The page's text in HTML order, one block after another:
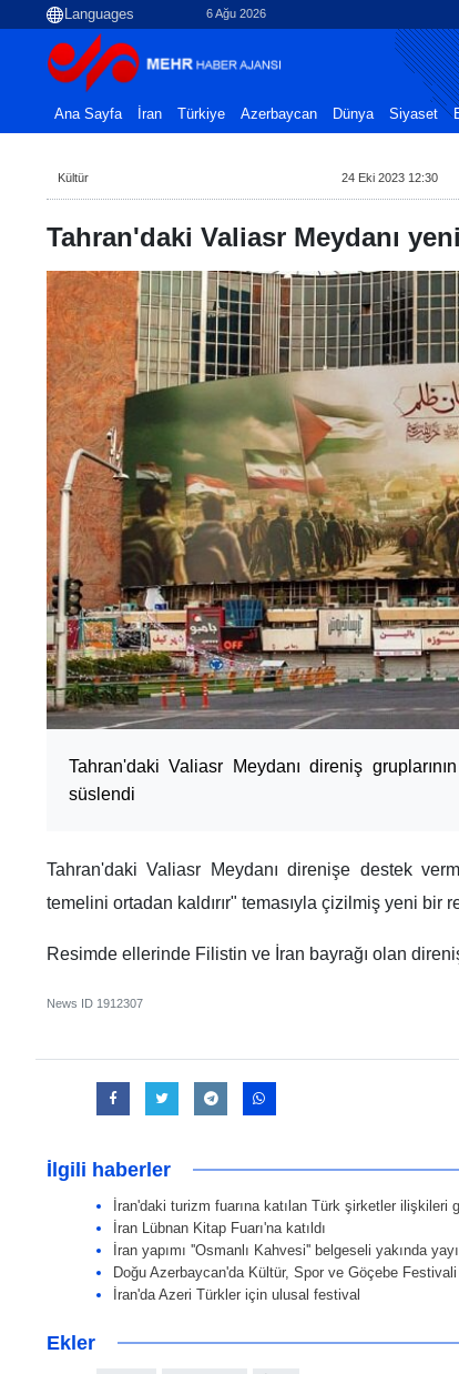
6 Ağu 2026
Ana Sayfa İran Türkiye Azerbaycan Dünya Siyaset
Kültür 24 Eki 2023 12:30
Tahran'daki Valiasr Meydanı
Tahran'daki Valiasr Meydanı direniş
süslendi
Tahran'daki Valiasr Meydanı direnişe destek
temelini ortadan kaldırır" temasıyla çizilmiş yeni bir
Resimde ellerinde Filistin ve İran bayrağı olan direniş
News ID 1912307
İlgili haberler
İran'daki turizm fuarına katılan Türk şirketler ilişkileri
İran Lübnan Kitap Fuarı'na katıldı
İran yapımı ''Osmanlı Kahvesi'' belgeseli yakında
Doğu Azerbaycan'da Kültür, Spor ve Göçebe Festivali
İran'da Azeri Türkler için ulusal festival
Ekler